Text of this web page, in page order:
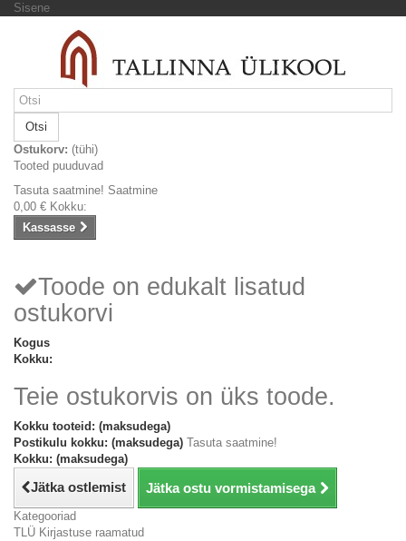
Sisene
Otsi
Ostukorv: (tühi)
Tooted puuduvad
Tasuta saatmine! Saatmine
0,00 € Kokku:
Kassasse
Toode on edukalt lisatud
ostukorvi
Kogus
Kokku:
Teie ostukorvis on üks toode.
Kokku tooteid: (maksudega)
Postikulu kokku: (maksudega) Tasuta saatmine!
Kokku: (maksudega)
Jätka ostlemist Jätka ostu vormistamisega
Kategooriad
TLÜ Kirjastuse raamatud